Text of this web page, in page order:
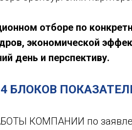
отборе по
экономической
день и перспективу.
БЛОКОВ
КОМПАНИИ по